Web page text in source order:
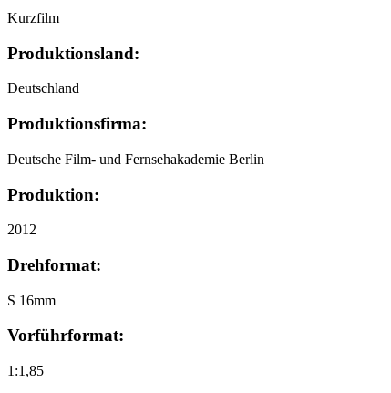
Kurzfilm
Produktionsland:
Deutschland
Produktionsfirma:
Deutsche Film- und Fernsehakademie Berlin
Produktion:
2012
Drehformat:
S 16mm
Vorführformat:
1:1,85